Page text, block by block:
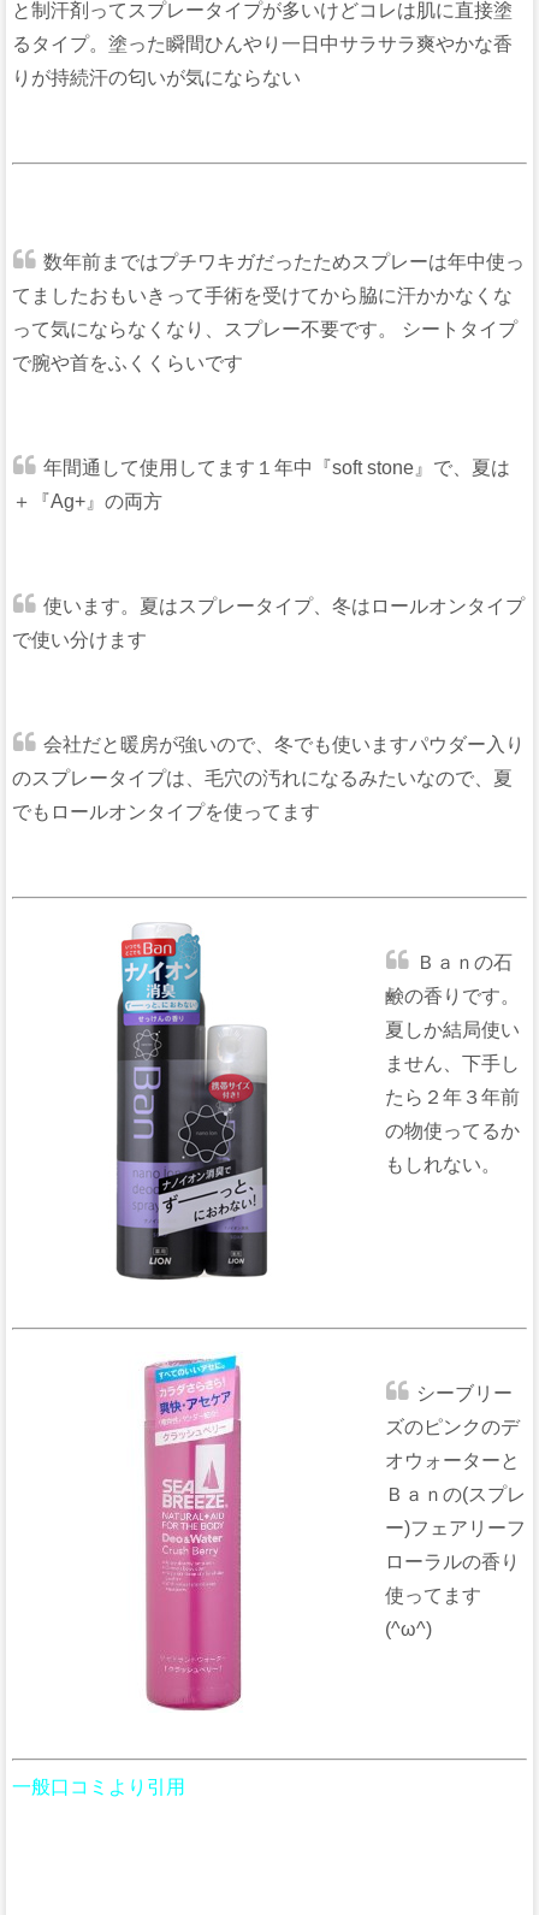
と制汗剤ってスプレータイプが多いけどコレは肌に直接塗
るタイプ。塗った瞬間ひんやり一日中サラサラ爽やかな香
りが持続汗の匂いが気にならない
数年前まではプチワキガだったためスプレーは年中使っ
てましたおもいきって手術を受けてから脇に汗かかなくな
って気にならなくなり、スプレー不要です。 シートタイプ
で腕や首をふくくらいです
年間通して使用してます１年中『soft stone』で、夏は
＋『Ag+』の両方
使います。夏はスプレータイプ、冬はロールオンタイプ
で使い分けます
会社だと暖房が強いので、冬でも使いますパウダー入り
のスプレータイプは、毛穴の汚れになるみたいなので、夏
でもロールオンタイプを使ってます
Ｂａｎの石
鹸の香りです。
夏しか結局使い
ません、下手し
たら２年３年前
の物使ってるか
もしれない。
シーブリー
ズのピンクのデ
オウォーターと
Ｂａｎの(スプレ
ー)フェアリーフ
ローラルの香り
使ってます
(^ω^)
一般口コミより引用